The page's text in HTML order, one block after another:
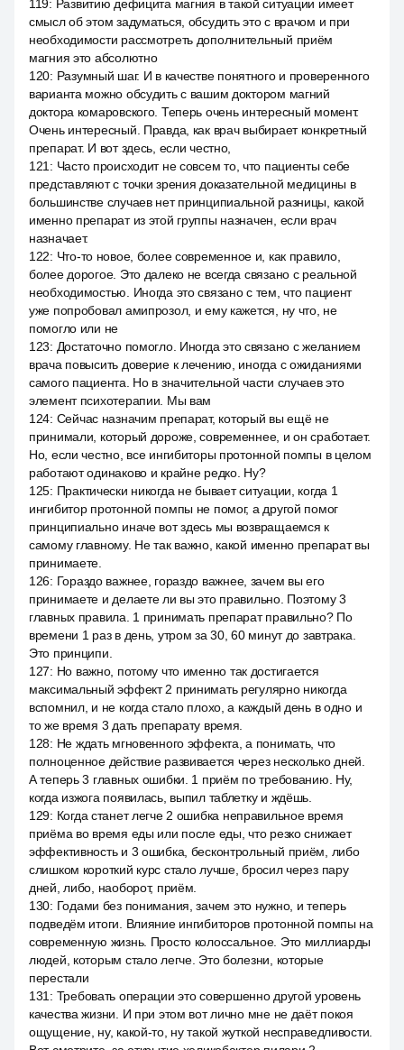
119: Развитию дефицита магния в такой ситуации имеет
смысл об этом задуматься, обсудить это с врачом и при
необходимости рассмотреть дополнительный приём
магния это абсолютно
120: Разумный шаг. И в качестве понятного и проверенного
варианта можно обсудить с вашим доктором магний
доктора комаровского. Теперь очень интересный момент.
Очень интересный. Правда, как врач выбирает конкретный
препарат. И вот здесь, если честно,
121 : Часто происходит не совсем то, что пациенты себе
представляют с точки зрения доказательной медицины в
большинстве случаев нет принципиальной разницы, какой
именно препарат из этой группы назначен, если врач
назначает.
122: Что-то новое, более современное и, как правило,
более дорогое. Это далеко не всегда связано с реальной
необходимостью. Иногда это связано с тем, что пациент
уже попробовал амипрозол, и ему кажется, ну что, не
помогло или не
123: Достаточно помогло. Иногда это связано с желанием
врача повысить доверие к лечению, иногда с ожиданиями
самого пациента. Но в значительной части случаев это
элемент психотерапии. Мы вам
124: Сейчас назначим препарат, который вы ещё не
принимали, который дороже, современнее, и он сработает.
Но, если честно, все ингибиторы протонной помпы в целом
работают одинаково и крайне редко. Ну?
125: Практически никогда не бывает ситуации, когда 1
ингибитор протонной помпы не помог, а другой помог
принципиально иначе вот здесь мы возвращаемся к
самому главному. Не так важно, какой именно препарат вы
принимаете.
126: Гораздо важнее, гораздо важнее, зачем вы его
принимаете и делаете ли вы это правильно. Поэтому 3
главных правила. 1 принимать препарат правильно? По
времени 1 раз в день, утром за 30, 60 минут до завтрака.
Это принципи.
127: Но важно, потому что именно так достигается
максимальный эффект 2 принимать регулярно никогда
вспомнил, и не когда стало плохо, а каждый день в одно и
то же время 3 дать препарату время.
128: Не ждать мгновенного эффекта, а понимать, что
полноценное действие развивается через несколько дней.
А теперь 3 главных ошибки. 1 приём по требованию. Ну,
когда изжога появилась, выпил таблетку и ждёшь.
129: Когда станет легче 2 ошибка неправильное время
приёма во время еды или после еды, что резко снижает
эффективность и 3 ошибка, бесконтрольный приём, либо
слишком короткий курс стало лучше, бросил через пару
дней, либо, наоборот, приём.
130: Годами без понимания, зачем это нужно, и теперь
подведём итоги. Влияние ингибиторов протонной помпы на
современную жизнь. Просто колоссальное. Это миллиарды
людей, которым стало легче. Это болезни, которые
перестали
131 : Требовать операции это совершенно другой уровень
качества жизни. И при этом вот лично мне не даёт покоя
ощущение, ну, какой-то, ну такой жуткой несправедливости.